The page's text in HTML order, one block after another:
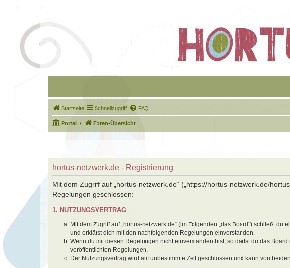
Startseite Schnellzugriff FAQ
Portal Foren-Übersicht
hortus-netzwerk.de - Registrierung
Mit dem Zugriff auf „hortus-netzwerk.de“ („https://hortus-netzwerk.de/
Regelungen geschlossen:
1. NUTZUNGSVERTRAG
Mit dem Zugriff auf „hortus-netzwerk.de“ (im Folgenden „das Board“) schließt
und erklärst dich mit den nachfolgenden Regelungen einverstanden.
Wenn du mit diesen Regelungen nicht einverstanden bist, so darfst du das
veröffentlichten Regelungen.
Der Nutzungsvertrag wird auf unbestimmte Zeit geschlossen und kann von